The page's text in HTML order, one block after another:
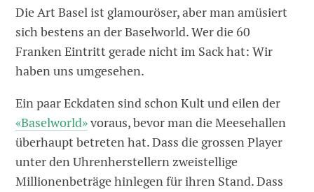
Die Art Basel ist glamouröser, aber man amüsiert
sich bestens an der Baselworld. Wer die 60
Franken Eintritt gerade nicht im Sack hat: Wir
haben uns umgesehen.
Ein paar Eckdaten sind schon Kult und eilen der
«Baselworld»voraus, bevor man die Meesehallen
überhaupt betreten hat. Dass die grossen Player
unter den Uhrenherstellern zweistellige
Millionenbeträge hinlegen für ihren Stand. Dass